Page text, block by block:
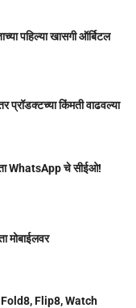
पहिल्या खासगी ऑर्बिटल
किंमती वाढवल्या
WhatsApp चे सीईओ!
मोबाईलवर
Flip8, Watch